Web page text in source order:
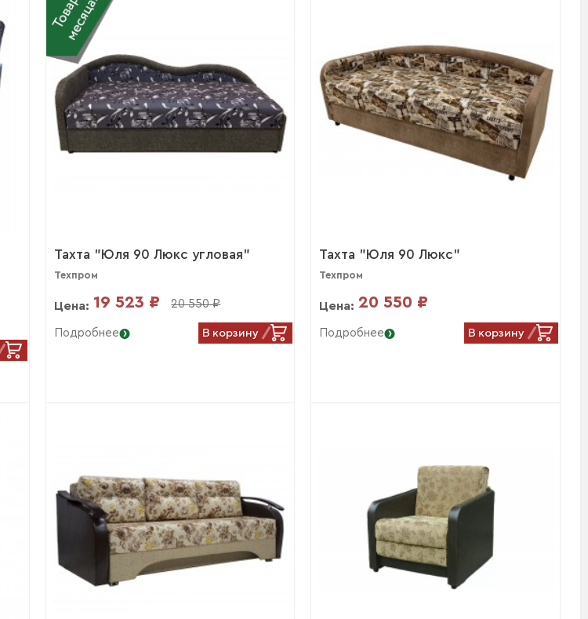
Тахта "Юля 90 Люкс угловая"
Техпром
Цена: 19 523 ₽ 20 550 ₽
Подробнее В корзину
Тахта "Юля 90 Люкс"
Техпром
Цена: 20 550 ₽
Подробнее В корзину